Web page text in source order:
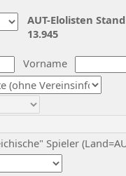
Vorname
Spieler
AUT-Elolisten
13.945